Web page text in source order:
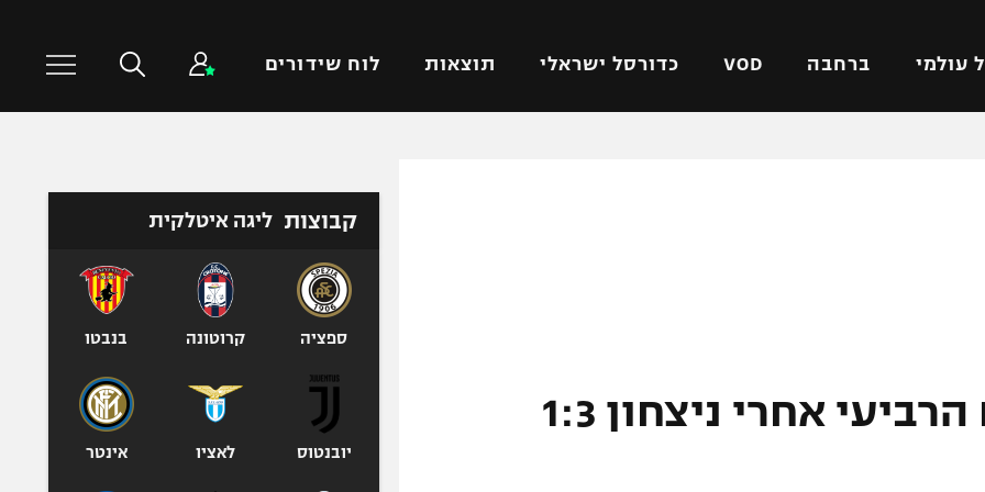
עולמי ברחבה VOD כדורסל ישראלי תוצאות לוח שידורים
ליגה צרפתית
דני אבדיה
טניס
כדורעף
אגרוף
ספורט אולימפי
רומא עלתה למקום הרביעי אחרי ניצחון 1:3
קבוצות ליגה איטלקית
ספציה קרוטונה בנבטו
יובנטוס לאציו אינטר